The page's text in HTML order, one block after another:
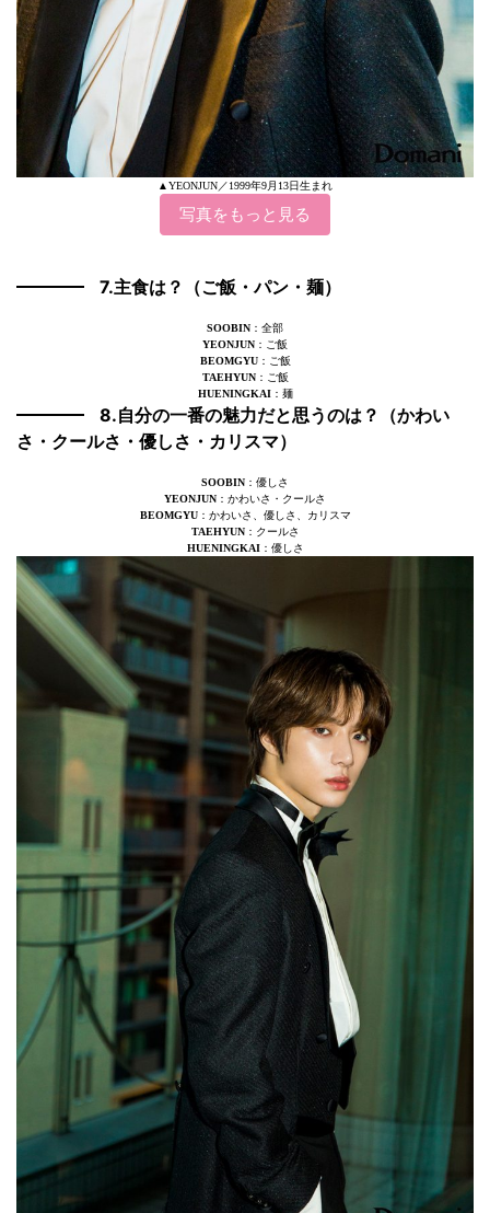
▲YEONJUN／1999年9月13日生まれ
写真をもっと見る
7.主食は？（ご飯・パン・麺）
SOOBIN ：全部
YEONJUN ：ご飯
BEOMGYU：ご飯
TAEHYUN：ご飯
HUENINGKAI：麺
8.自分の一番の魅力だと思うのは？（かわい
さ・クールさ・優しさ・カリスマ）
SOOBIN ：優しさ
YEONJUN ：かわいさ・クールさ
BEOMGYU：かわいさ、優しさ、カリスマ
TAEHYUN：クールさ
HUENINGKAI：優しさ